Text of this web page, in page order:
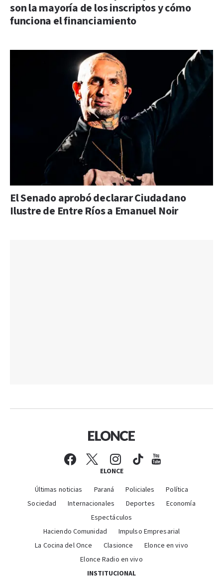
son la mayoría de los inscriptos y cómo
funciona el financiamiento
El Senado aprobó declarar Ciudadano
Ilustre de Entre Ríos a Emanuel Noir
ELONCE
Últimas noticias Paraná Policiales
Política
Sociedad
Internacionales Deportes
Economía
Espectáculos
Haciendo Comunidad
Impulso Empresarial
La Cocina del Once
Clasionce
Elonce en vivo
Elonce Radio en vivo
INSTITUCIONAL